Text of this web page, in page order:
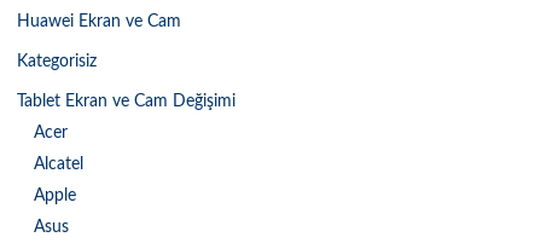
Huawei Ekran ve Cam
Kategorisiz
Tablet Ekran ve Cam Değişimi
Acer
Alcatel
Apple
Asus